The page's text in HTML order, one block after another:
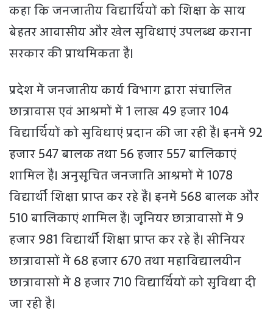
कहा कि जनजातीय विद्यार्थियों को शिक्षा के साथ
बेहतर आवासीय और खेल सुविधाएं उपलब्ध कराना
सरकार की प्राथमिकता है।
प्रदेश में जनजातीय कार्य विभाग द्वारा संचालित
छात्रावास एवं आश्रमों में 1 लाख 49 हजार 104
विद्यार्थियों को सुविधाएं प्रदान की जा रही हैं। इनमें 92
हजार 547 बालक तथा 56 हजार 557 बालिकाएं
शामिल हैं। अनुसूचित जनजाति आश्रमों में 1078
विद्यार्थी शिक्षा प्राप्‍त कर रहे हैं। इनमें 568 बालक और
510 बालिकाएं शामिल हैं। जूनियर छात्रावासों में 9
हजार 981 विद्यार्थी शिक्षा प्राप्‍त कर रहे है। सीनियर
छात्रावासों में 68 हजार 670 तथा महाविद्यालयीन
छात्रावासों में 8 हजार 710 विद्यार्थियों को सुविधा दी
जा रही है।